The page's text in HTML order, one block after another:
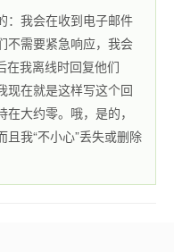
：我会在收到电子邮件
不需要紧急响应，我会
在我离线时回复他们
在就是这样写这个回
大约零。哦，是的，
我“不小心”丢失或删除